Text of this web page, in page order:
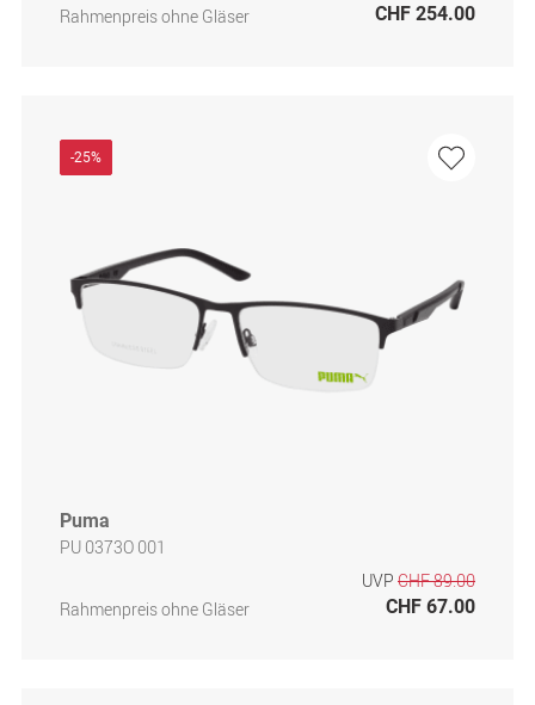
Rahmenpreis ohne Gläser
CHF 254.00
-25%
Puma
PU 0373O 001
Rahmenpreis ohne Gläser
UVP CHF 89.00
CHF 67.00